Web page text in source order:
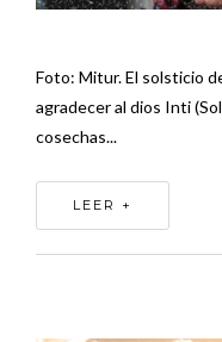
Foto: Mitur. El solsticio
agradecer al dios Inti
cosechas...
LEER +